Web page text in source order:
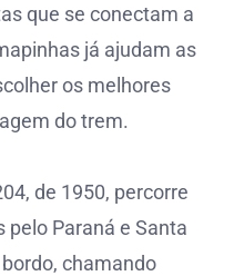
que se conectam a
já ajudam as
os melhores
do trem.
de 1950, percorre
pelo Paraná e Santa
chamando